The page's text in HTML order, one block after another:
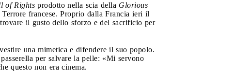
of Rights prodotto nella scia della Glorious
francese. Proprio dalla Francia ieri il
il gusto dello sforzo e del sacrificio per
una mimetica e difendere il suo popolo.
per salvare la pelle: «Mi servono
questo non era cinema.